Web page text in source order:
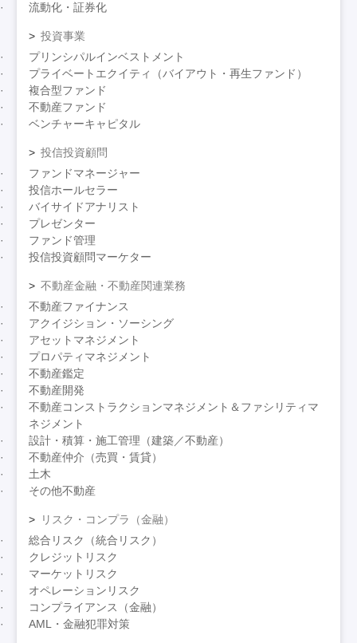
流動化・証券化
投資事業
プリンシパルインベストメント
プライベートエクイティ（バイアウト・再生ファンド）
複合型ファンド
不動産ファンド
ベンチャーキャピタル
投信投資顧問
ファンドマネージャー
投信ホールセラー
バイサイドアナリスト
プレゼンター
ファンド管理
投信投資顧問マーケター
不動産金融・不動産関連業務
不動産ファイナンス
アクイジション・ソーシング
アセットマネジメント
プロパティマネジメント
不動産鑑定
不動産開発
不動産コンストラクションマネジメント＆ファシリティマ
ネジメント
設計・積算・施工管理（建築／不動産）
不動産仲介（売買・賃貸）
土木
その他不動産
リスク・コンプラ（金融）
総合リスク（統合リスク）
クレジットリスク
マーケットリスク
オペレーションリスク
コンプライアンス（金融）
AML・金融犯罪対策